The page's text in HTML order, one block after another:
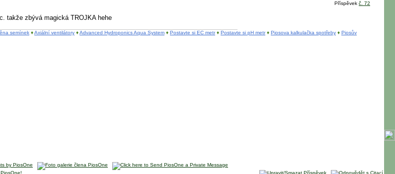
Příspěvek č. 72
takže zbývá magická TROJKA hehe
semínek ♦Axiální ventilátory ♦Advanced Hydroponics Aqua System ♦ Postavte si EC metr ♦ Postavte si pH metr ♦ Piosova kalkulačka spotřeby ♦ Piosův